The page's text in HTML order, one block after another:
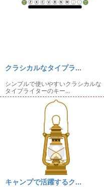
クラシカルなタイプラ...
シンプルで使いやすいクラシカルな
タイプライターのキー...
キャンプで活躍するク...